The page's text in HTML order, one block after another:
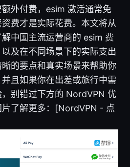
外付费，esim 激活通常免
费才是实际花费。本文将从
中国主流运营商的 esim 费
及在不同场景下的实际支出
的要点和真实场景来帮助你
且如果你在出差或旅行中需
别错过下方的 NordVPN 优
片了解更多：[NordVPN - 点